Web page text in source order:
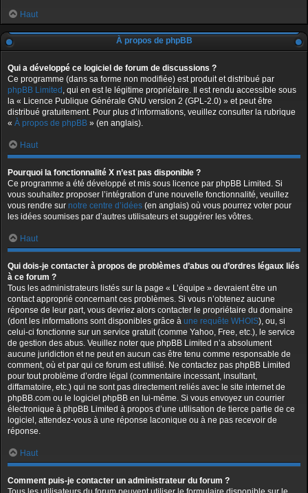
Haut
À propos de phpBB
Qui a développé ce logiciel de forum de discussions ?
Ce programme (dans sa forme non modifiée) est produit et distribué par
phpBB Limited , qui en est le légitime propriétaire. Il est rendu accessible sous
la « Licence Publique Générale GNU version 2 (GPL-2.0) » et peut être
distribué gratuitement. Pour plus d’informations, veuillez consulter la rubrique
« À propos de phpBB » (en anglais).
Haut
Pourquoi la fonctionnalité X n’est pas disponible ?
Ce programme a été développé et mis sous licence par phpBB Limited. Si
vous souhaitez proposer l’intégration d’une nouvelle fonctionnalité, veuillez
vous rendre sur notre centre d’idées (en anglais) où vous pourrez voter pour
les idées soumises par d’autres utilisateurs et suggérer les vôtres.
Haut
Qui dois-je contacter à propos de problèmes d’abus ou d’ordres légaux liés
à ce forum ?
Tous les administrateurs listés sur la page « L’équipe » devraient être un
contact approprié concernant ces problèmes. Si vous n’obtenez aucune
réponse de leur part, vous devriez alors contacter le propriétaire du domaine
(dont les informations sont disponibles grâce à une requête WHOIS), ou, si
celui-ci fonctionne sur un service gratuit (comme Yahoo, Free, etc.), le service
de gestion des abus. Veuillez noter que phpBB Limited n’a absolument
aucune juridiction et ne peut en aucun cas être tenu comme responsable de
comment, où et par qui ce forum est utilisé. Ne contactez pas phpBB Limited
pour tout problème d’ordre légal (commentaire incessant, insultant,
diffamatoire, etc.) qui ne sont pas directement reliés avec le site internet de
phpBB.com ou le logiciel phpBB en lui-même. Si vous envoyez un courrier
électronique à phpBB Limited à propos d’une utilisation de tierce partie de ce
logiciel, attendez-vous à une réponse laconique ou à ne pas recevoir de
réponse.
Haut
Comment puis-je contacter un administrateur du forum ?